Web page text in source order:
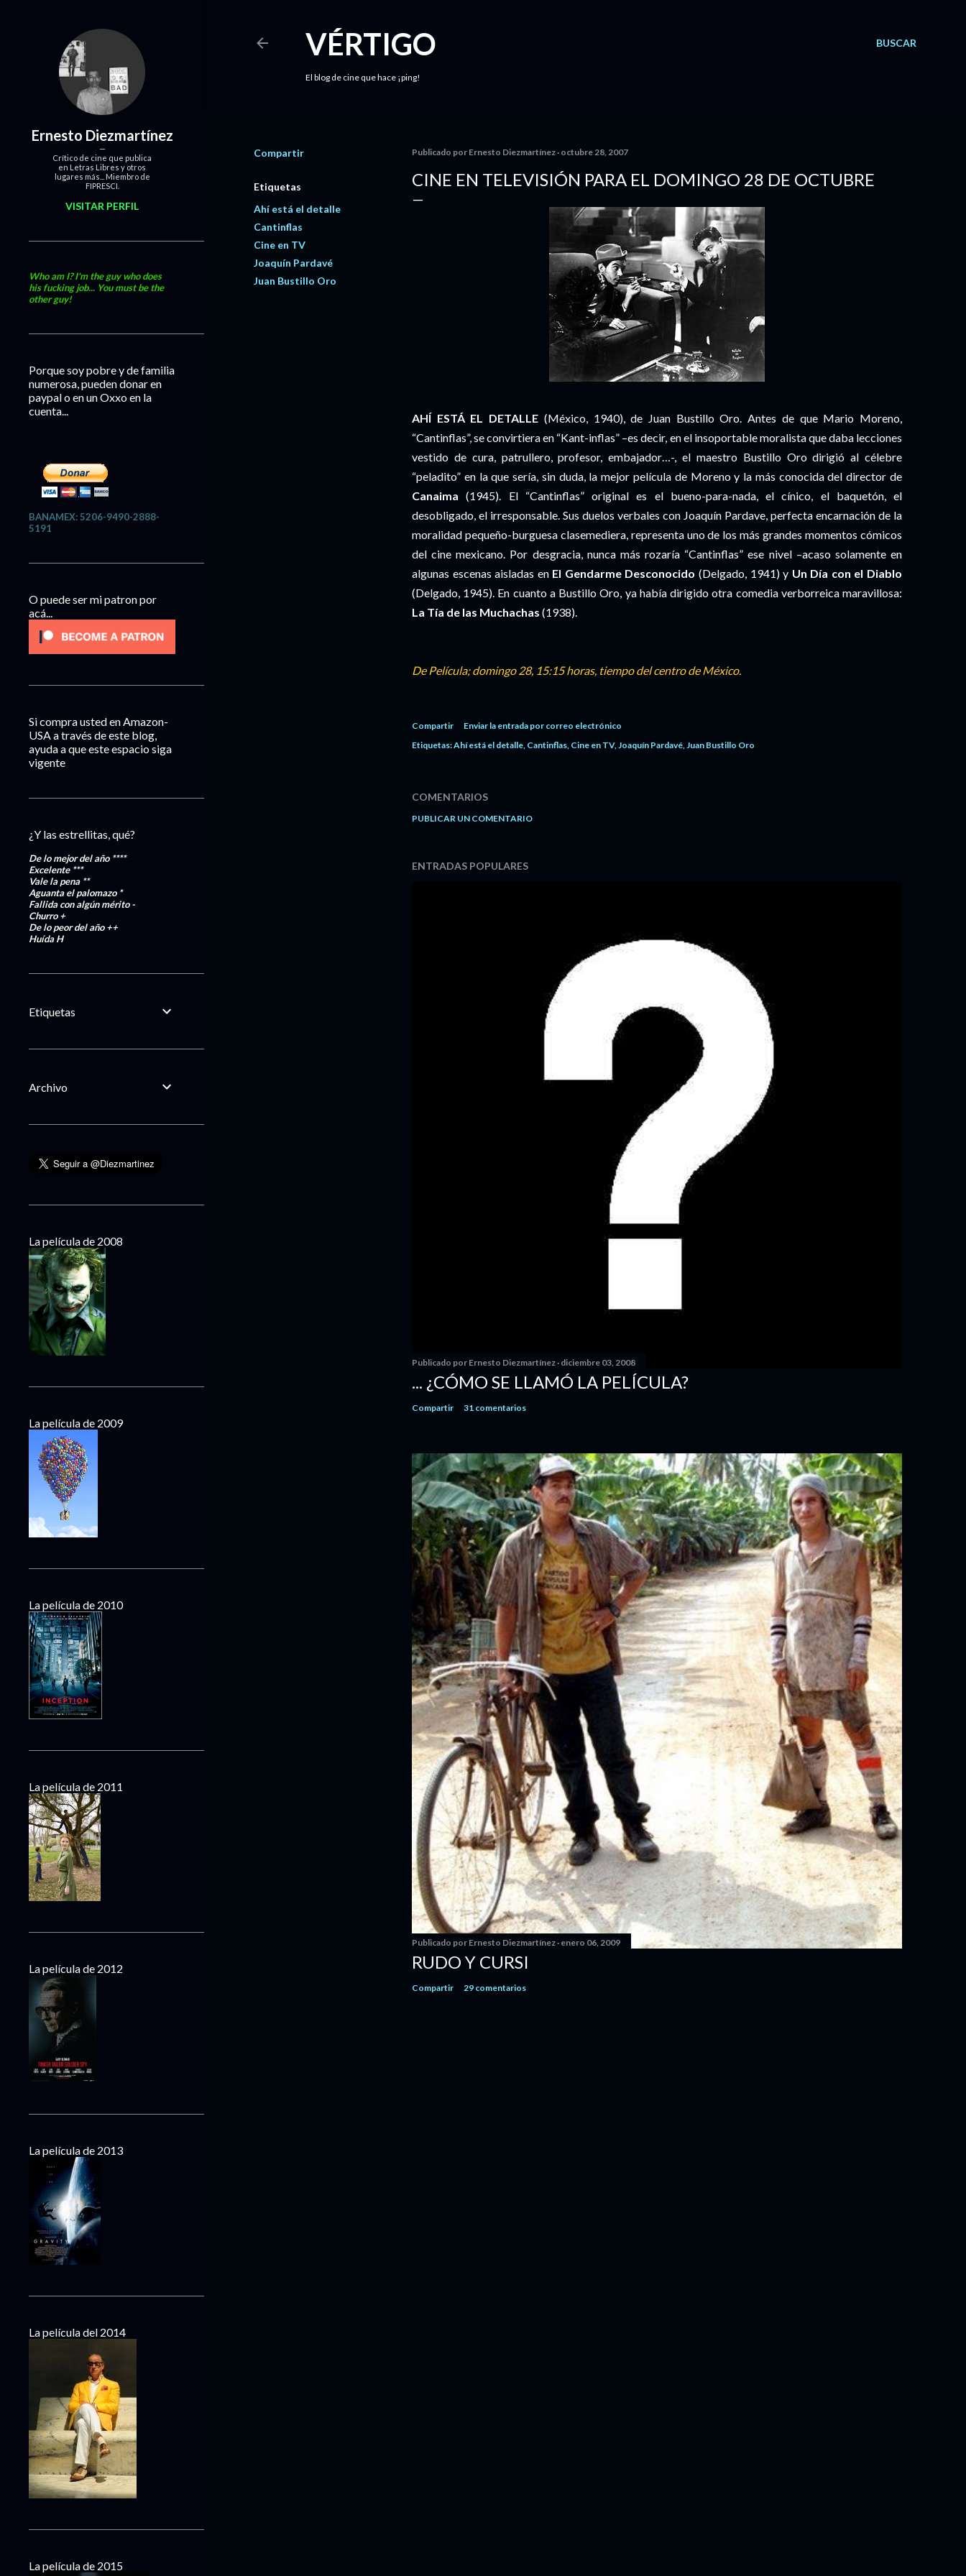
BUSCAR
VÉRTIGO
El blog de cine que hace ¡ping!
Compartir
Etiquetas
Ahí está el detalle
Cantinflas
Cine en TV
Joaquín Pardavé
Juan Bustillo Oro
Publicado por Ernesto Diezmartínez octubre 28, 2007
CINE EN TELEVISIÓN PARA EL DOMINGO 28 DE OCTUBRE
AHÍ ESTÁ EL DETALLE (México, 1940), de Juan Bustillo Oro. Antes de que Mario Moreno,
“Cantinflas”, se convirtiera en “Kant-inflas” –es decir, en el insoportable moralista que daba lecciones
vestido de cura, patrullero, profesor, embajador…-, el maestro Bustillo Oro dirigió al célebre
“peladito” en la que sería, sin duda, la mejor película de Moreno y la más conocida del director de
Canaima (1945). El “Cantinflas” original es el bueno-para-nada, el cínico, el baquetón, el
desobligado, el irresponsable. Sus duelos verbales con Joaquín Pardave, perfecta encarnación de la
moralidad pequeño-burguesa clasemediera, representa uno de los más grandes momentos cómicos
del cine mexicano. Por desgracia, nunca más rozaría “Cantinflas” ese nivel –acaso solamente en
algunas escenas aisladas en El Gendarme Desconocido (Delgado, 1941) y Un Día con el Diablo
(Delgado, 1945). En cuanto a Bustillo Oro, ya había dirigido otra comedia verborreica maravillosa:
La Tía de las Muchachas (1938).
De Película; domingo 28, 15:15 horas, tiempo del centro de México.
Compartir
Enviar la entrada por correo electrónico
Etiquetas:Ahí está el detalle Cantinflas Cine en TV Joaquín Pardavé Juan Bustillo Oro
COMENTARIOS
PUBLICAR UN COMENTARIO
ENTRADAS POPULARES
Publicado por Ernesto Diezmartínez diciembre 03, 2008
... ¿CÓMO SE LLAMÓ LA PELÍCULA?
Compartir 31 comentarios
Publicado por Ernesto Diezmartínez enero 06, 2009
RUDO Y CURSI
Compartir 29 comentarios
Ernesto Diezmartínez
Crítico de cine que publica
en Letras Libres y otros
lugares más... Miembro de
FIPRESCI.
VISITAR PERFIL
Who am I? I'm the guy who does
his fucking job... You must be the
other guy!
Porque soy pobre y de familia
numerosa, pueden donar en
paypal o en un Oxxo en la
cuenta...
BANAMEX: 5206-9490-2888-
5191
O puede ser mi patron por
acá...
Si compra usted en Amazon-
USA a través de este blog,
ayuda a que este espacio siga
vigente
¿Y las estrellitas, qué?
De lo mejor del año ****
Excelente***
Vale la pena **
Aguanta el palomazo *
Fallida con algún mérito-
Churro+
De lo peor del año++
HuídaH
Etiquetas
Archivo
La película de 2008
La película de 2009
La película de 2010
La película de 2011
La película de 2012
La película de 2013
La película del 2014
La película de 2015